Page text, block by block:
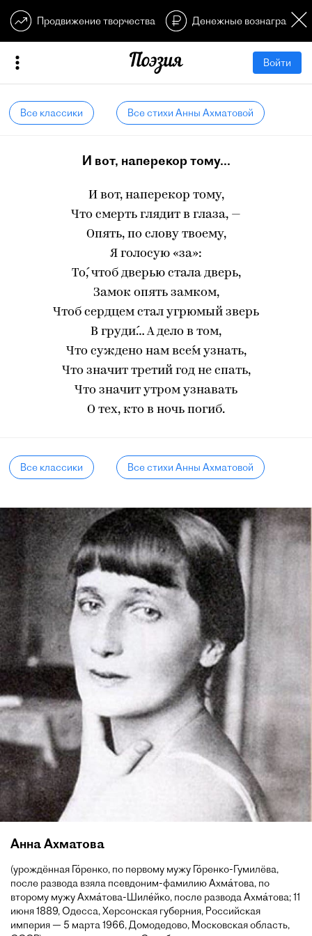
Продвижение творчества Денежные
Войти
Все классики Все стихи Анны Ахматовой
И вот, наперекор тому...
И вот, наперекор тому,
Что смерть глядит в глаза, —
Опять, по слову твоему,
Я голосую «за»:
То́, чтоб дверью стала дверь,
Замок опять замком,
Чтоб сердцем стал угрюмый зверь
В груди́… А дело в том,
Что суждено нам все́м узнать,
Что значит третий год не спать,
Что значит утром узнавать
О тех, кто в ночь погиб.
Все классики Все стихи Анны Ахматовой
Анна Ахматова
(урождённая Го́ренко, по первому мужу Го́ренко-Гумилёва,
после развода взяла псевдоним-фамилию Ахма́това, по
второму мужу Ахма́това-Шиле́йко, после развода Ахма́това; 11
июня 1889, Одесса, Херсонская губерния, Российская
империя — 5 марта 1966, Домодедово, Московская область,